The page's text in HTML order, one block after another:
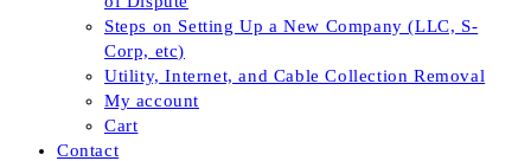
Steps on Setting Up a New Company (LLC, S-
Corp, etc)
Utility, Internet, and Cable Collection Removal
My account
Cart
Contact